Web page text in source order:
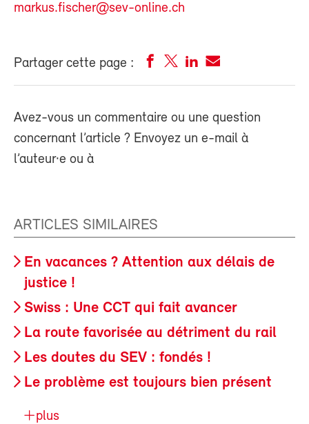
markus.fischer@sev-online.ch
Partager cette page :
Avez-vous un commentaire ou une question
concernant l’article ? Envoyez un e-mail à
l’auteur·e ou à
ARTICLES SIMILAIRES
En vacances ? Attention aux délais de
justice !
Swiss : Une CCT qui fait avancer
La route favorisée au détriment du rail
Les doutes du SEV : fondés !
Le problème est toujours bien présent
plus